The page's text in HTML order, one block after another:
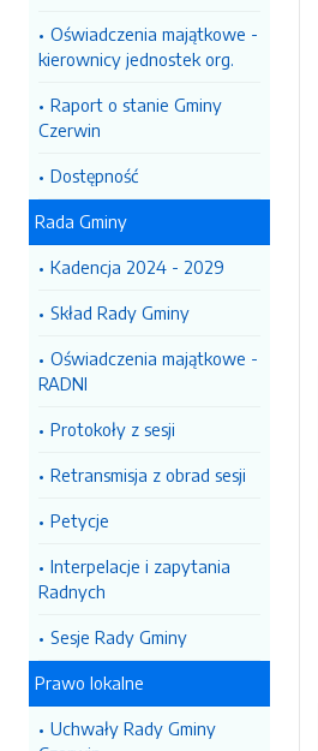
Oświadczenia majątkowe -
kierownicy jednostek org.
Raport o stanie Gminy
Czerwin
Dostępność
Rada Gminy
Kadencja 2024 - 2029
Skład Rady Gminy
Oświadczenia majątkowe -
RADNI
Protokoły z sesji
Retransmisja z obrad sesji
Petycje
Interpelacje i zapytania
Radnych
Sesje Rady Gminy
Prawo lokalne
Uchwały Rady Gminy